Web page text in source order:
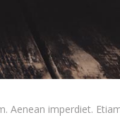
Aenean imperdiet.